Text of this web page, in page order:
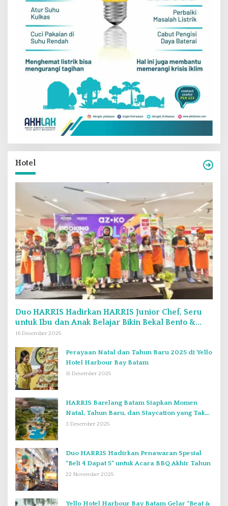
Hotel
Duo HARRIS Hadirkan HARRIS Junior Chef, Seru
untuk Ibu dan Anak Belajar Bikin Bekal Bento &
Kimbab
16 Desember 2025
Perayaan Natal dan Tahun Baru 2025 di Yello
Hotel Harbour Bay Batam
15 Desember 2025
HARRIS Barelang Batam Siapkan Momen
Natal, Tahun Baru, dan Staycation yang Tak
Terlupakan di Desember 2025
3 Desember 2025
Duo HARRIS Hadirkan Penawaran Spesial
“Beli 4 Dapat 5” untuk Acara BBQ Akhir Tahun
22 November 2025
Yello Hotel Harbour Bay Batam Gelar “Beat &